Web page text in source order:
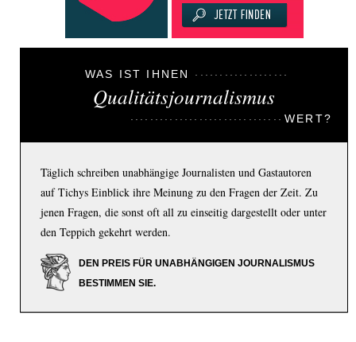
WAS IST IHNEN
Qualitätsjournalismus
WERT?
Täglich schreiben unabhängige Journalisten und Gastautoren
auf Tichys Einblick ihre Meinung zu den Fragen der Zeit. Zu
jenen Fragen, die sonst oft all zu einseitig dargestellt oder unter
den Teppich gekehrt werden.
DEN PREIS FÜR UNABHÄNGIGEN JOURNALISMUS
BESTIMMEN SIE.